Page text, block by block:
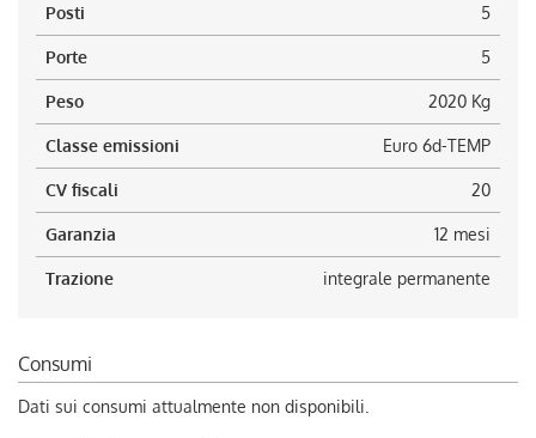
Posti 5
Porte 5
Peso 2020 Kg
Classe emissioni Euro 6d-TEMP
CV fiscali 20
Garanzia 12 mesi
Trazione integrale permanente
Consumi
Dati sui consumi attualmente non disponibili.